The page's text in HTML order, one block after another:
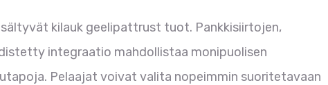
kilauk geelipattrust tuot. Pankkisiirtojen,
integraatio mahdollistaa monipuolisen
Pelaajat voivat valita nopeimmin suoritetavaan